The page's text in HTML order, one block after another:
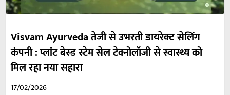
Visvam Ayurveda तेजी से उभरती डायरेक्ट सेलिंग
कंपनी : प्लांट बेस्ड स्टेम सेल टेक्नोलॉजी से स्वास्थ्य को
मिल रहा नया सहारा
17/02/2026